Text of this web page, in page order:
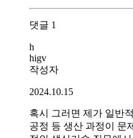
댓글 1
h
higv
작성자
2024.10.15
혹시 그러면 제가 일반
공정 등 생산 과정이 문